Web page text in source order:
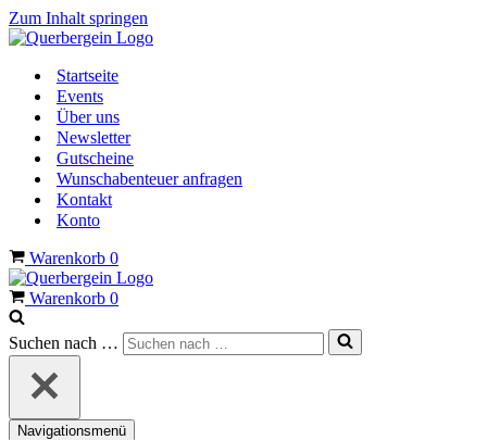
Zum Inhalt springen
Startseite
Events
Über uns
Newsletter
Gutscheine
Wunschabenteuer anfragen
Kontakt
Konto
Warenkorb 0
Warenkorb 0
Suchen nach …
Navigationsmenü